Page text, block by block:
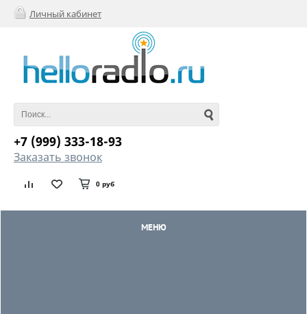
Личный кабинет
+7 (999) 333-18-93
Заказать звонок
0 руб
МЕНЮ